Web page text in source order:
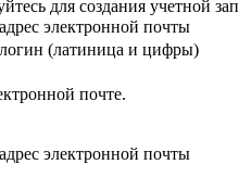
для создания учетной
электронной почты
(латиница и цифры)
почте.
электронной почты